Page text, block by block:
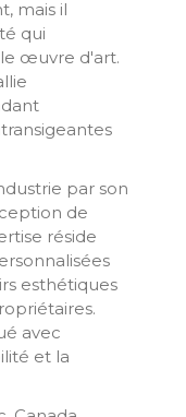
mais il
qui
œuvre d'art.
par son
de
réside
esthétiques
avec
et la